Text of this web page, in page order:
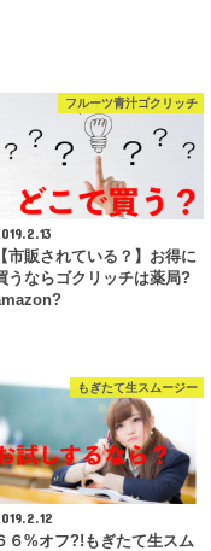
フルーツ青汁ゴクリッチ
【市販されている？】お得に
うならゴクリッチは薬局?
もぎたて生スムージー
６%オフ?!もぎたて生スム